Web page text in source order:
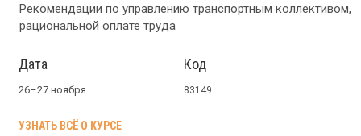
Рекомендации по управлению транспортным коллективом,
рациональной оплате труда
Дата
26–27 ноября
Код
83149
УЗНАТЬ ВСЁ О КУРСЕ